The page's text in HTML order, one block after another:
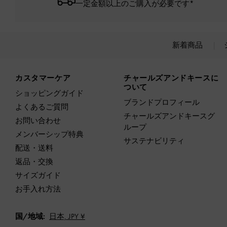
一定金額以上のご購入が必要です*
新着商品
カスタマーケア
ショッピングガイド
よくあるご質問
お問い合わせ
メンバーシップ特典
配送・送料
返品・交換
サイズガイド
お手入れ方法
チャールズアンドキースに
ついて
ブランドプロフィール
チャールズアンドキースグ
ループ
サステナビリティ
国/地域: 日本, JPY ¥